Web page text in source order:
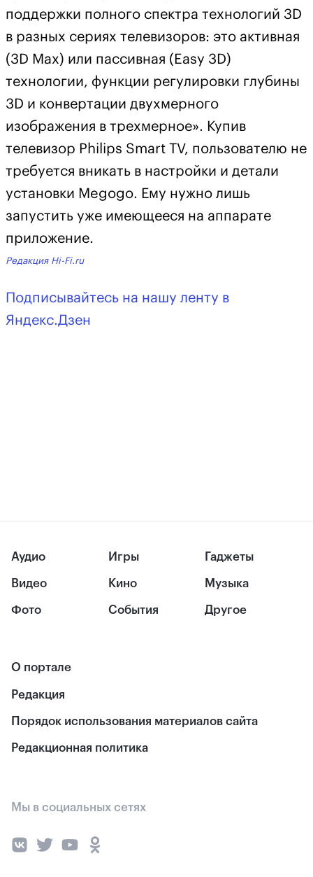
поддержки полного спектра технологий 3D
в разных сериях телевизоров: это активная
(3D Max) или пассивная (Easy 3D)
технологии, функции регулировки глубины
3D и конвертации двухмерного
изображения в трехмерное». Купив
телевизор Philips Smart TV, пользователю не
требуется вникать в настройки и детали
установки Megogo. Ему нужно лишь
запустить уже имеющееся на аппарате
приложение.
Редакция Hi-Fi.ru
Подписывайтесь на нашу ленту в
Яндекс.Дзен
Аудио
Видео
Фото
Игры
Кино
События
Гаджеты
Музыка
Другое
О портале
Редакция
Порядок использования материалов сайта
Редакционная политика
Мы в социальных сетях